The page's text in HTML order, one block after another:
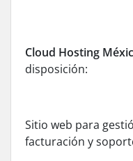
Cloud Hosting
disposición:
Sitio web para
facturación y